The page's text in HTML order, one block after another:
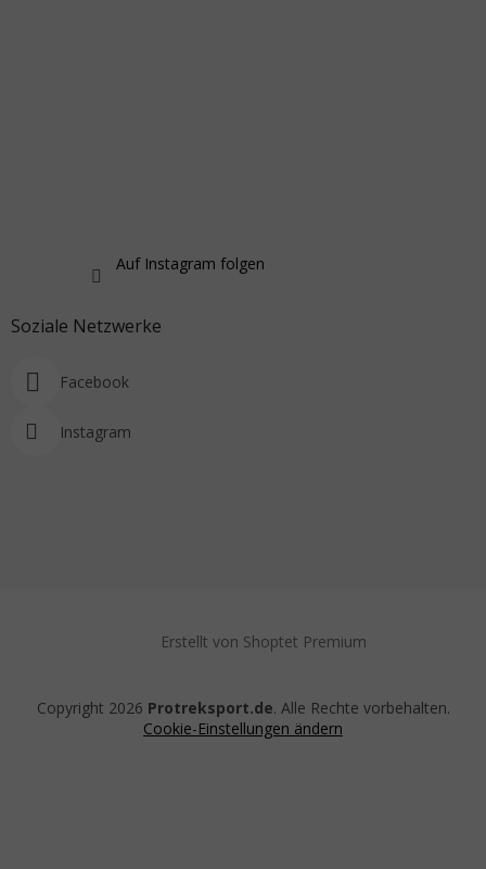
Auf Instagram folgen
Soziale Netzwerke
Facebook
Instagram
Erstellt von Shoptet Premium
Copyright 2026 Protreksport.de. Alle Rechte vorbehalten.
Cookie-Einstellungen ändern